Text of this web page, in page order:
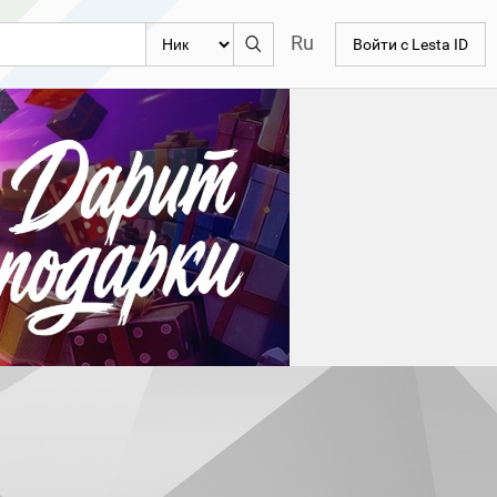
Ru Войти с Lesta ID